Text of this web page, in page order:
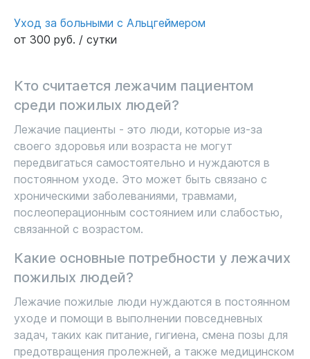
Уход за больными с Альцгеймером
от 300 руб. / сутки
Кто считается лежачим пациентом
среди пожилых людей?
Лежачие пациенты - это люди, которые из-за
своего здоровья или возраста не могут
передвигаться самостоятельно и нуждаются в
постоянном уходе. Это может быть связано с
хроническими заболеваниями, травмами,
послеоперационным состоянием или слабостью,
связанной с возрастом.
Какие основные потребности у лежачих
пожилых людей?
Лежачие пожилые люди нуждаются в постоянном
уходе и помощи в выполнении повседневных
задач, таких как питание, гигиена, смена позы для
предотвращения пролежней, а также медицинском